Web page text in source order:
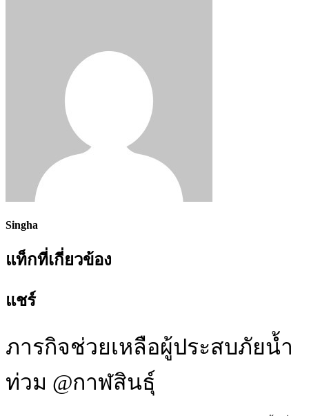
Singha
แท็กที่เกี่ยวข้อง
แชร์
ภารกิจช่วยเหลือผู้ประสบภัยน้ำ
ท่วม @กาฬสินธุ์